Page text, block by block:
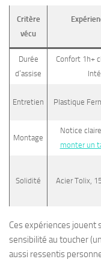
Critère
vécu
Durée
d’assise
Confort 1h+
Entretien Plastique
Montage
Notice
monter un
Solidité Acier Tolix,
Ces expériences jouent
sensibilité au toucher
aussi ressentis